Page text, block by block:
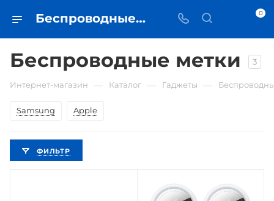
Беспроводные метки • купить в Самаре по низкой цене - iЧехол 0
Беспроводные метки 3
Интернет-магазин Каталог Гаджеты
Samsung Apple
ФИЛЬТР